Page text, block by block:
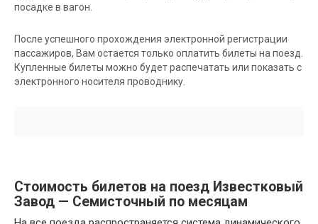
посадке в вагон.
После успешного прохождения электронной регистрации
пассажиров, Вам остается только оплатить билеты на поезд.
Купленные билеты можно будет распечатать или показать с
электронного носителя проводнику.
Стоимость билетов на поезд Известковый
Завод — Семисточный по месяцам